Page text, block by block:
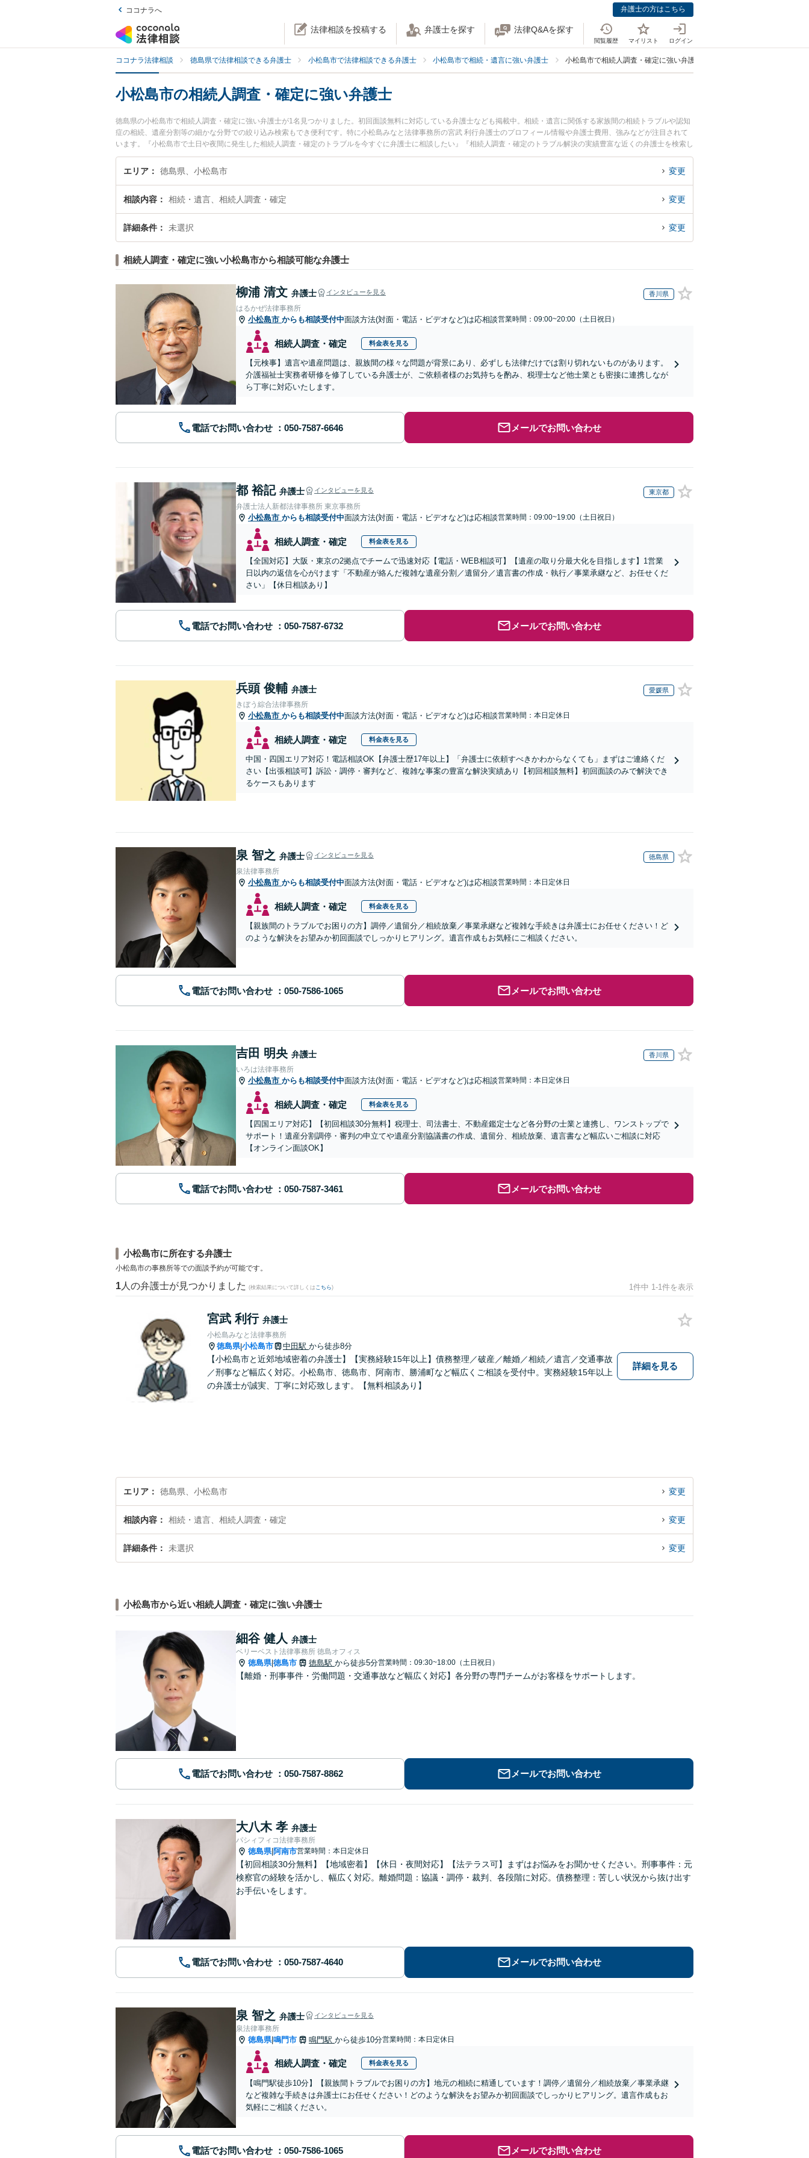
ココナラへ 弁護士の方はこちら
法律相談を投稿する 弁護士を探す 法律Q&Aを探す
閲覧履歴 マイリスト ログイン
ココナラ法律相談 徳島県で法律相談できる弁護士 小松島市で法律相談できる弁護士 小松島市で相続・遺言に強い弁護士 小松島市で相続人調査・確定に強い弁護士
小松島市の相続人調査・確定に強い弁護士
徳島県の小松島市で相続人調査・確定に強い弁護士が1名見つかりました。初回面談無料に対応している弁護士なども掲載中。相続・遺言に関係する家族間の相続トラブルや認知
症の相続、遺産分割等の細かな分野での絞り込み検索もでき便利です。特に小松島みなと法律事務所の宮武 利行弁護士のプロフィール情報や弁護士費用、強みなどが注目されて
います。『小松島市で土日や夜間に発生した相続人調査・確定のトラブルを今すぐに弁護士に相談したい』『相続人調査・確定のトラブル解決の実績豊富な近くの弁護士を検索し
たい』『初回相談無料で相続人調査・確定を法律相談できる小松島市内の弁護士に相談予約したい』などでお困りの相談者さんにおすすめです。
エリア 徳島県、小松島市 変更
相談内容 相続・遺言、相続人調査・確定 変更
詳細条件 未選択 変更
相続人調査・確定に強い小松島市から相談可能な弁護士
柳浦 清文 弁護士 インタビューを見る 香川県
はるかぜ法律事務所
小松島市 からも相談受付中面談方法(対面・電話・ビデオなど)は応相談営業時間：09:00~20:00（土日祝日）
相続人調査・確定 料金表を見る
【元検事】遺言や遺産問題は、親族間の様々な問題が背景にあり、必ずしも法律だけでは割り切れないものがあります。
介護福祉士実務者研修を修了している弁護士が、ご依頼者様のお気持ちを酌み、税理士など他士業とも密接に連携しなが
ら丁寧に対応いたします。
電話でお問い合わせ メールでお問い合わせ
都 裕記 弁護士 インタビューを見る 東京都
弁護士法人新都法律事務所 東京事務所
小松島市 からも相談受付中面談方法(対面・電話・ビデオなど)は応相談営業時間：09:00~19:00（土日祝日）
相続人調査・確定 料金表を見る
【全国対応】大阪・東京の2拠点でチームで迅速対応【電話・WEB相談可】【遺産の取り分最大化を目指します】1営業
日以内の返信を心がけます「不動産が絡んだ複雑な遺産分割／遺留分／遺言書の作成・執行／事業承継など、お任せくだ
さい」【休日相談あり】
電話でお問い合わせ メールでお問い合わせ
兵頭 俊輔 弁護士 愛媛県
きぼう綜合法律事務所
小松島市 からも相談受付中面談方法(対面・電話・ビデオなど)は応相談営業時間：本日定休日
相続人調査・確定 料金表を見る
中国・四国エリア対応！電話相談OK【弁護士歴17年以上】「弁護士に依頼すべきかわからなくても」まずはご連絡くだ
さい【出張相談可】訴訟・調停・審判など、複雑な事案の豊富な解決実績あり【初回相談無料】初回面談のみで解決でき
るケースもあります
泉 智之 弁護士 インタビューを見る 徳島県
泉法律事務所
小松島市 からも相談受付中面談方法(対面・電話・ビデオなど)は応相談営業時間：本日定休日
相続人調査・確定 料金表を見る
【親族間のトラブルでお困りの方】調停／遺留分／相続放棄／事業承継など複雑な手続きは弁護士にお任せください！ど
のような解決をお望みか初回面談でしっかりヒアリング。遺言作成もお気軽にご相談ください。
電話でお問い合わせ メールでお問い合わせ
吉田 明央 弁護士 香川県
いろは法律事務所
小松島市 からも相談受付中面談方法(対面・電話・ビデオなど)は応相談営業時間：本日定休日
相続人調査・確定 料金表を見る
【四国エリア対応】【初回相談30分無料】税理士、司法書士、不動産鑑定士など各分野の士業と連携し、ワンストップで
サポート！遺産分割調停・審判の申立てや遺産分割協議書の作成、遺留分、相続放棄、遺言書など幅広いご相談に対応
【オンライン面談OK】
電話でお問い合わせ メールでお問い合わせ
小松島市に所在する弁護士
小松島市の事務所等での面談予約が可能です。
1 人の弁護士が見つかりました (検索結果について詳しくは こちら) 1件中 1-1件を表示
宮武 利行 弁護士
小松島みなと法律事務所
徳島県|小松島市 中田駅 から徒歩8分
【小松島市と近郊地域密着の弁護士】【実務経験15年以上】債務整理／破産／離婚／相続／遺言／交通事故
／刑事など幅広く対応。小松島市、徳島市、阿南市、勝浦町など幅広くご相談を受付中。実務経験15年以上
の弁護士が誠実、丁寧に対応致します。【無料相談あり】
詳細を見る
エリア 徳島県、小松島市 変更
相談内容 相続・遺言、相続人調査・確定 変更
詳細条件 未選択 変更
小松島市から近い相続人調査・確定に強い弁護士
細谷 健人 弁護士
ベリーベスト法律事務所 徳島オフィス
徳島県|徳島市 徳島駅 から徒歩5分営業時間：09:30~18:00（土日祝日）
【離婚・刑事事件・労働問題・交通事故など幅広く対応】各分野の専門チームがお客様をサポートします。
電話でお問い合わせ メールでお問い合わせ
大八木 孝 弁護士
パシィフィコ法律事務所
徳島県|阿南市営業時間：本日定休日
【初回相談30分無料】【地域密着】【休日・夜間対応】【法テラス可】まずはお悩みをお聞かせください。刑事事件：元
検察官の経験を活かし、幅広く対応。離婚問題：協議・調停・裁判、各段階に対応。債務整理：苦しい状況から抜け出す
お手伝いをします。
電話でお問い合わせ メールでお問い合わせ
泉 智之 弁護士 インタビューを見る
泉法律事務所
徳島県|鳴門市 鳴門駅 から徒歩10分営業時間：本日定休日
相続人調査・確定 料金表を見る
【鳴門駅徒歩10分】【親族間トラブルでお困りの方】地元の相続に精通しています！調停／遺留分／相続放棄／事業承継
など複雑な手続きは弁護士にお任せください！どのような解決をお望みか初回面談でしっかりヒアリング。遺言作成もお
気軽にご相談ください。
電話でお問い合わせ メールでお問い合わせ